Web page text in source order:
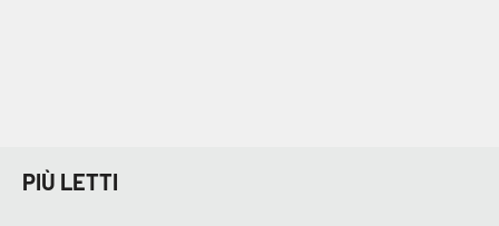
Vibo Valentia
PIÙ LETTI